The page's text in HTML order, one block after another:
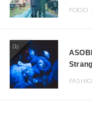
FOOD
06